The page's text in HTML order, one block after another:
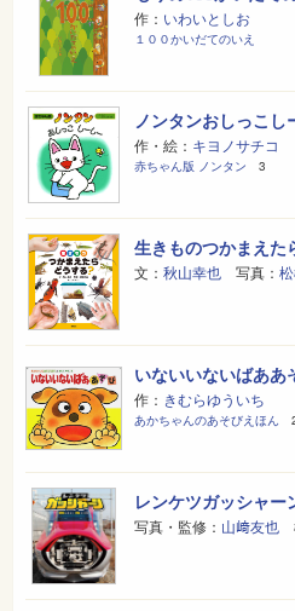
作： いわいとしお
１００かいだてのいえ
ノンタンおしっこし
作・絵： キヨノサチコ
赤ちゃん版 ノンタン 3
生きものつかまえた
文： 秋山幸也 写真：
いないいないばああ
作： きむらゆういち
あかちゃんのあそびえほん
レンケツガッシャー
写真・監修： 山﨑友也